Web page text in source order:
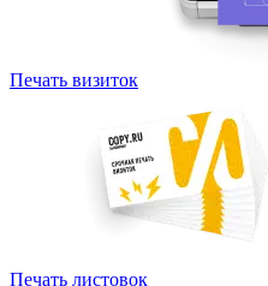
Печать визиток
Печать листовок